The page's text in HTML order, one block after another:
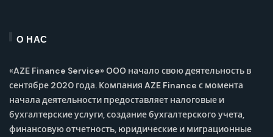
О НАС
«AZE Finance Service» ООО начало свою деятельность в
сентябре 2020 года. Компания AZE Finance с момента
начала деятельности предоставляет налоговые и
бухгалтерские услуги, создание бухгалтерского учета,
финансовую отчетность, юридические и миграционные